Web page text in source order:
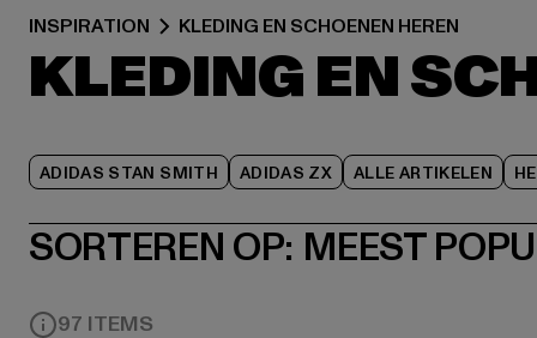
INSPIRATION KLEDING EN SCHOENEN HEREN
KLEDING EN
ADIDAS STAN SMITH ADIDAS ZX ALLE ARTIKELEN
SORTEREN OP: MEEST
97 ITEMS